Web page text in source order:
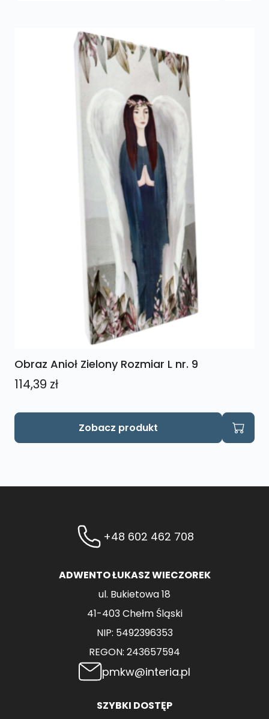
Obraz Anioł Zielony Rozmiar L nr. 9
114,39 zł
Zobacz produkt
+48 602 462 708
ADWENTO ŁUKASZ WIECZOREK
ul. Bukietowa 18
41-403 Chełm Śląski
NIP: 5492396353
REGON: 243657594
pmkw@interia.pl
SZYBKI DOSTĘP